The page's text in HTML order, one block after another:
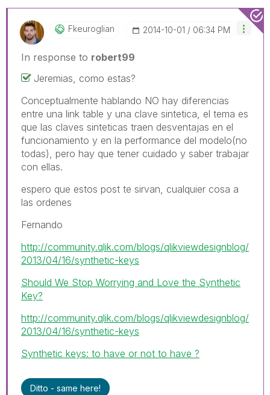
Fkeuroglian ‎2014-10-01 06:34 PM
In response to robert99
Jeremias, como estas?
Conceptualmente hablando NO hay diferencias
entre una link table y una clave sintetica, el tema es
que las claves sinteticas traen desventajas en el
funcionamiento y en la performance del modelo(no
todas), pero hay que tener cuidado y saber trabajar
con ellas.
espero que estos post te sirvan, cualquier cosa a
las ordenes
Fernando
http://community.qlik.com/blogs/qlikviewdesignblog/
2013/04/16/synthetic-keys
Should We Stop Worrying and Love the Synthetic
Key?
http://community.qlik.com/blogs/qlikviewdesignblog/
2013/04/16/synthetic-keys
Synthetic keys: to have or not to have ?
Ditto - same here!